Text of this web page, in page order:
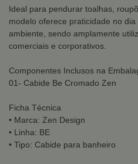
Ideal para pendurar toalhas,
modelo oferece praticidade no
ambiente, sendo amplamente
comerciais e corporativos.
Componentes Inclusos na
01- Cabide Be Cromado Zen
Ficha Técnica
• Marca: Zen Design
• Linha: BE
• Tipo: Cabide para banheiro